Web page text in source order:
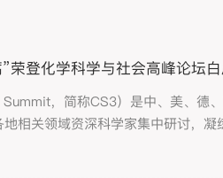
荣登化学科学与社会高峰论坛
，简称CS3）是中、美、德
相关领域资深科学家集中研讨，